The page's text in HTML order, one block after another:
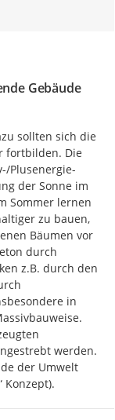
Gebäude
sollten sich die
fortbilden. Die
Plusenergie-
der Sonne im
Sommer lernen
zu bauen,
Bäumen vor
durch
z.B. durch den
in
werden.
der Umwelt
Konzept).